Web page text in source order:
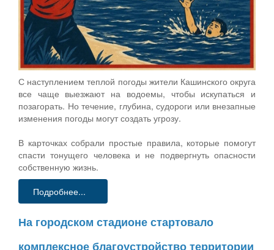
С наступлением теплой погоды жители Кашинского округа
все чаще выезжают на водоемы, чтобы искупаться и
позагорать. Но течение, глубина, судороги или внезапные
изменения погоды могут создать угрозу.
В карточках собрали простые правила, которые помогут
спасти тонущего человека и не подвергнуть опасности
собственную жизнь.
Подробнее...
На городском стадионе стартовало
комплексное благоустройство территории